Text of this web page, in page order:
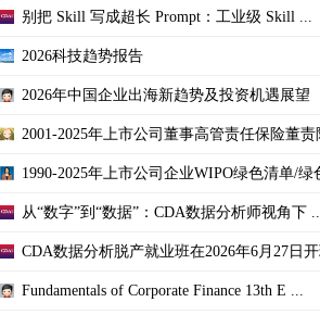
别把 Skill 写成超长 Prompt：工业级 Skill ...
2026科技趋势报告
2026年中国企业出海新趋势及投资机遇展望
2001-2025年上市公司董事高管责任保险董责
1990-2025年上市公司企业WIPO绿色清单/绿
从“数字”到“数据”：CDA数据分析师视角下 ...
CDA数据分析脱产就业班在2026年6月27日开
Fundamentals of Corporate Finance 13th E ...